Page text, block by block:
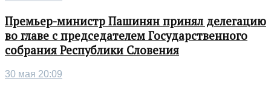
Премьер-министр Пашинян принял делегацию
во главе с председателем Государственного
собрания Республики Словения
30 мая 20:09